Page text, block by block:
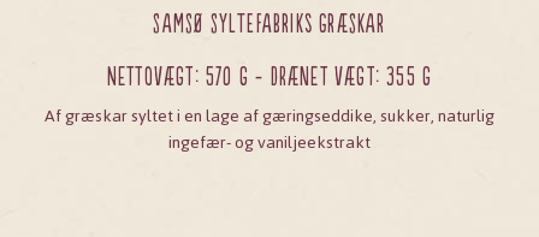
SAMSØ SYLTEFABRIKs GRÆSKAR
Nettovægt: 570 g - Drænet vægt: 355 g
Af græskar syltet i en lage af gæringseddike, sukker, naturlig
ingefær- og vaniljeekstrakt